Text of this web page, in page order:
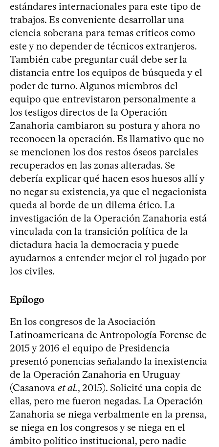
estándares internacionales para este tipo de
trabajos. Es conveniente desarrollar una
ciencia soberana para temas críticos como
este y no depender de técnicos extranjeros.
También cabe preguntar cuál debe ser la
distancia entre los equipos de búsqueda y el
poder de turno. Algunos miembros del
equipo que entrevistaron personalmente a
los testigos directos de la Operación
Zanahoria cambiaron su postura y ahora no
reconocen la operación. Es llamativo que no
se mencionen los dos restos óseos parciales
recuperados en las zonas alteradas. Se
debería explicar qué hacen esos huesos allí y
no negar su existencia, ya que el negacionista
queda al borde de un dilema ético. La
investigación de la Operación Zanahoria está
vinculada con la transición política de la
dictadura hacia la democracia y puede
ayudarnos a entender mejor el rol jugado por
los civiles.
Epílogo
En los congresos de la Asociación
Latinoamericana de Antropología Forense de
2015 y 2016 el equipo de Presidencia
presentó ponencias señalando la inexistencia
de la Operación Zanahoria en Uruguay
(Casanova et al., 2015). Solicité una copia de
ellas, pero me fueron negadas. La Operación
Zanahoria se niega verbalmente en la prensa,
se niega en los congresos y se niega en el
ámbito político institucional, pero nadie